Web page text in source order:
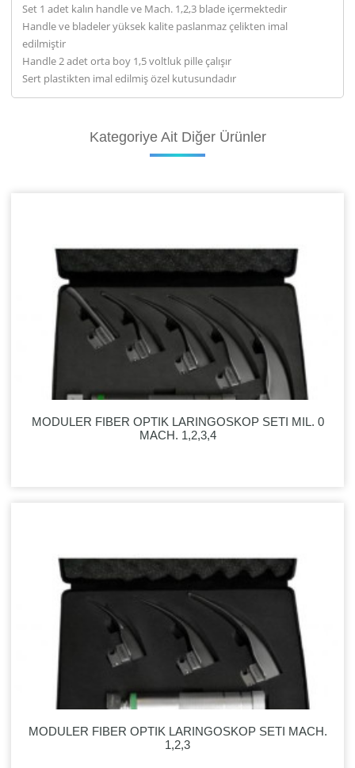
Set 1 adet kalın handle ve Mach. 1,2,3 blade içermektedir
Handle ve bladeler yüksek kalite paslanmaz çelikten imal
edilmiştir
Handle 2 adet orta boy 1,5 voltluk pille çalışır
Sert plastikten imal edilmiş özel kutusundadır
KategoriyeAit Diğer Ürünler
MODULER FIBER OPTIK LARINGOSKOP SETI MIL. 0
MACH. 1,2,3,4
MODULER FIBER OPTIK LARINGOSKOP SETI MACH.
1,2,3